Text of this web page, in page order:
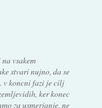
vsakem
stvari nujno, da se
v koncni fazi je cilj
ker konec
za usmerjanje, ne